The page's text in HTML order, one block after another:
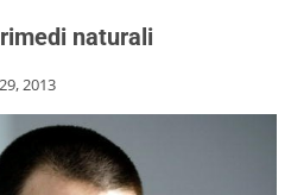
naturali
2013